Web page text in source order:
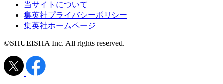
当サイトについて
集英社プライバシーポリシー
集英社ホームページ
©SHUEISHA Inc. All rights reserved.